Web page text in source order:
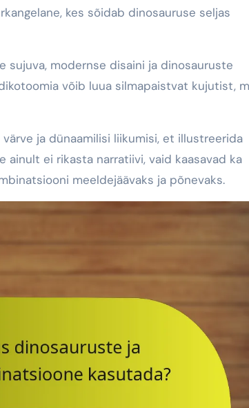
kes sõidab dinosauruse seljas
sujuva, modernse disaini ja dinosauruste
võib luua silmapaistvat kujutist,
ja dünaamilisi liikumisi, et illustreerida
ei rikasta narratiivi, vaid kaasavad ka
meeldejäävaks ja põnevaks.